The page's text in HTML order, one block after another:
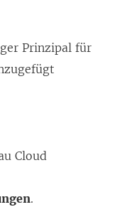
f
n
u
e
Prinzipal für
Cloud
.